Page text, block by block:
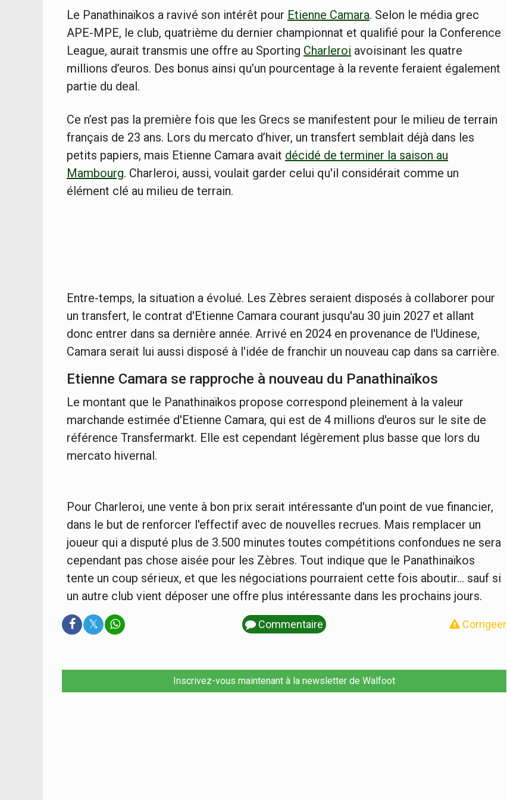
Le Panathinaïkos a ravivé son intérêt pour Etienne Camara. Selon le média grec
APE-MPE, le club, quatrième du dernier championnat et qualifié pour la Conference
League, aurait transmis une offre au Sporting Charleroi avoisinant les quatre
millions d’euros. Des bonus ainsi qu’un pourcentage à la revente feraient également
partie du deal.
Ce n’est pas la première fois que les Grecs se manifestent pour le milieu de terrain
français de 23 ans. Lors du mercato d’hiver, un transfert semblait déjà dans les
petits papiers, mais Etienne Camara avait décidé de terminer la saison au
Mambourg. Charleroi, aussi, voulait garder celui qu'il considérait comme un
élément clé au milieu de terrain.
Entre-temps, la situation a évolué. Les Zèbres seraient disposés à collaborer pour
un transfert, le contrat d'Etienne Camara courant jusqu'au 30 juin 2027 et allant
donc entrer dans sa dernière année. Arrivé en 2024 en provenance de l'Udinese,
Camara serait lui aussi disposé à l'idée de franchir un nouveau cap dans sa carrière.
Etienne Camara se rapproche à nouveau du Panathinaïkos
Le montant que le Panathinaïkos propose correspond pleinement à la valeur
marchande estimée d'Etienne Camara, qui est de 4 millions d'euros sur le site de
référence Transfermarkt. Elle est cependant légèrement plus basse que lors du
mercato hivernal.
Pour Charleroi, une vente à bon prix serait intéressante d'un point de vue financier,
dans le but de renforcer l'effectif avec de nouvelles recrues. Mais remplacer un
joueur qui a disputé plus de 3.500 minutes toutes compétitions confondues ne sera
cependant pas chose aisée pour les Zèbres. Tout indique que le Panathinaïkos
tente un coup sérieux, et que les négociations pourraient cette fois aboutir... sauf si
un autre club vient déposer une offre plus intéressante dans les prochains jours.
𝕏 Commentaire Corrigeer
Inscrivez-vous maintenant à la newsletter de Walfoot